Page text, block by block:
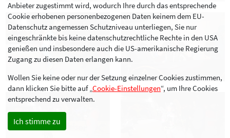
Anbieter zugestimmt wird, wodurch Ihre durch das entsprechende
Cookie erhobenen personenbezogenen Daten keinem dem EU-
Datenschutz angemessen Schutzniveau unterliegen, Sie nur
eingeschränkte bis keine datenschutzrechtliche Rechte in den USA
genießen und insbesondere auch die US-amerikanische Regierung
Zugang zu diesen Daten erlangen kann.
Wollen Sie keine oder nur der Setzung einzelner Cookies zustimmen,
dann klicken Sie bitte auf „Cookie-Einstellungen“, um Ihre Cookies
entsprechend zu verwalten.
Ich stimme zu